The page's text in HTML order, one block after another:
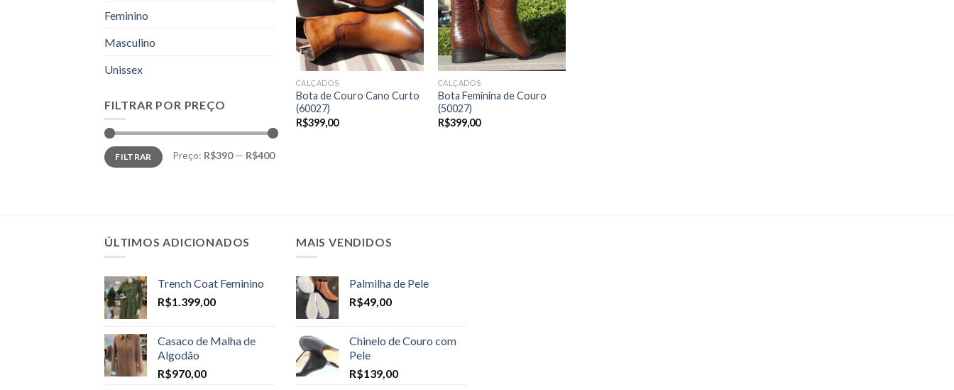
Feminino
Masculino
Unissex
FILTRAR POR PREÇO
Preço
mínimo
Preço
máximo
FILTRAR Preço: R$390— R$400
CALÇADOS
Bota de Couro Cano Curto
(60027)
R$399,00
CALÇADOS
Bota Feminina de Couro
(50027)
R$399,00
ÚLTIMOS ADICIONADOS
Trench Coat Feminino
R$1.399,00
Casaco de Malha de
Algodão
R$970,00
MAIS VENDIDOS
Palmilha de Pele
R$49,00
Chinelo de Couro com
Pele
R$139,00